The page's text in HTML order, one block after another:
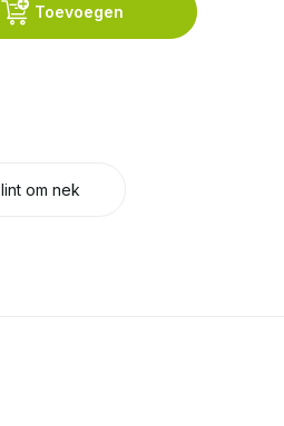
Toevoegen
lint om nek